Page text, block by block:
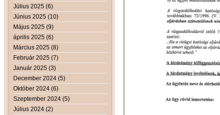
Július 2025 (6)
Június 2025 (10)
Május 2025 (9)
április 2025 (6)
Március 2025 (8)
Február 2025 (7)
Január 2025 (3)
December 2024 (5)
Október 2024 (6)
Szeptember 2024 (5)
Július 2024 (2)